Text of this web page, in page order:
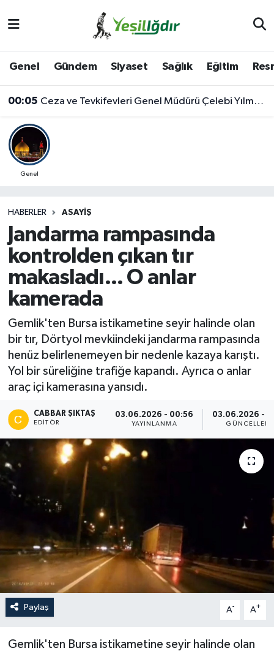
Genel Gündem Siyaset Sağlık Eğitim
00:05 Ceza ve Tevkifevleri Genel Müdürü Çelebi Yılmaz’dan Iğdır’daki Kurumlara Ziyaret ve Üretim İncelemesi
Genel
HABERLER ASAYIŞ
Jandarma rampasında
kontrolden çıkan tır
makasladı... O anlar
kamerada
Gemlik'ten Bursa istikametine seyir halinde olan
bir tır, Dörtyol mevkiindeki jandarma rampasında
henüz belirlenemeyen bir nedenle kazaya karıştı.
Yol bir süreliğine trafiğe kapandı. Ayrıca o anlar
araç içi kamerasına yansıdı.
CABBAR ŞIKTAŞ
EDITÖR
03.06.2026 - 00:56
YAYINLANMA
03.06.2026 -
Paylaş A- A+
Gemlik'ten Bursa istikametine seyir halinde olan
Iğdır Trafik Yoğunluk Haritası
Süper Lig Puan Durumu ve Fikstür
Son Dakika Haberleri
Haber Arşivi